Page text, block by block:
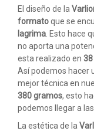
El diseño de la
formatoque se
lagrima . Esto hace
no aporta una
esta realizado en
Así podemos hacer
mejor técnica en
380 gramos, esto
podemos llegar a
La estética de la